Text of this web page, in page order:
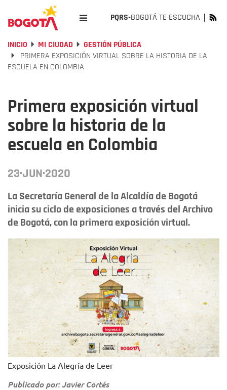
PQRS-BOGOTÁ TE ESCUCHA
INICIO MI CIUDAD
GESTIÓN PÚBLICA
PRIMERA EXPOSICIÓN VIRTUAL SOBRE LA HISTORIA DE LA
ESCUELA EN COLOMBIA
Primera exposición virtual
sobre la historia de la
escuela en Colombia
23·JUN·2020
La Secretaría General de la Alcaldía de Bogotá
inicia su ciclo de exposiciones a través del Archivo
de Bogotá, con la primera exposición virtual.
Exposición La Alegría de Leer
Publicado por: Javier Cortés